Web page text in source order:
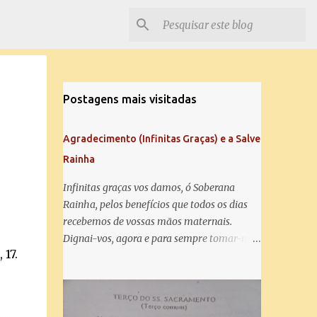
Postagens mais visitadas
Agradecimento (Infinitas Graças) e a Salve
Rainha
Infinitas graças vos damos, ó Soberana
Rainha, pelos benefícios que todos os dias
recebemos de vossas mãos maternais.
Dignai-vos, agora e para sempre tomar-nos
Salve Rainha: Salve Rainha , Mãe de
misericórdia, vida, doçura, esperança nossa,